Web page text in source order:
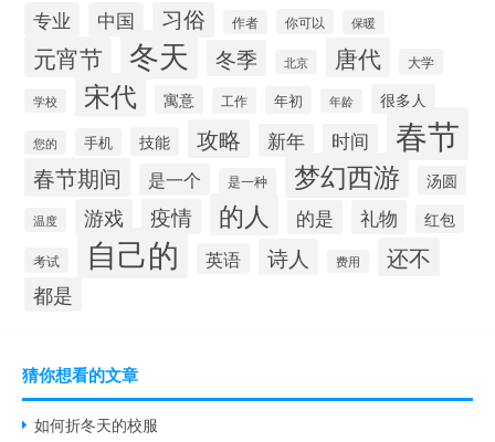
专业 中国 习俗 作者 你可以 保暖
元宵节 冬天 冬季 北京 唐代 大学
学校 宋代 寓意 工作 年初 年龄 很多人
您的 手机 技能 攻略 新年 时间 春节
春节期间 是一个 是一种 梦幻西游 汤圆
温度 游戏 疫情 的人 的是 礼物 红包
考试 自己的 英语 诗人 费用 还不
都是
猜你想看的文章
如何折冬天的校服